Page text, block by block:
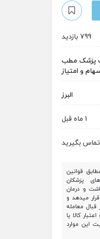
799 بازدید
پزشک مطب
و امتیاز
البرز
1 ماه قبل
تماس بگیرید
قوانین
پزشکان
و درمان
میدهد و
معامله
کالا یا
این موارد